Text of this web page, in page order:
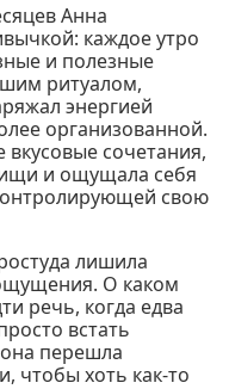
Анна
каждое утро
и полезные
ритуалом,
энергией
организованной.
сочетания,
и ощущала себя
свою
лишила
О каком
речь, когда едва
встать
перешла
чтобы хоть как-то